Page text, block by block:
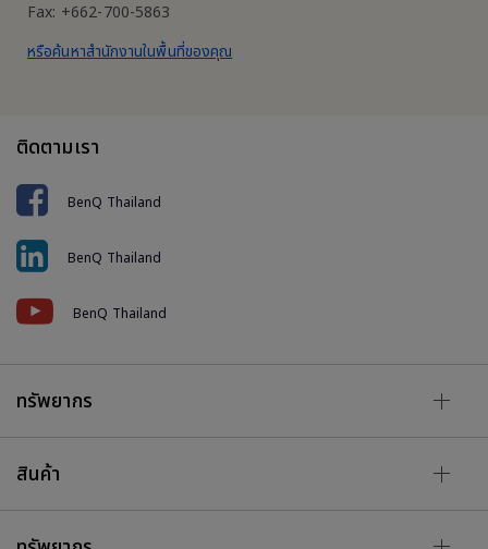
Fax: +662-700-5863
หรือค้นหาสำนักงานในพื้นที่ของคุณ
ติดตามเรา
BenQ Thailand
BenQ Thailand
BenQ Thailand
ทรัพยากร
สินค้า